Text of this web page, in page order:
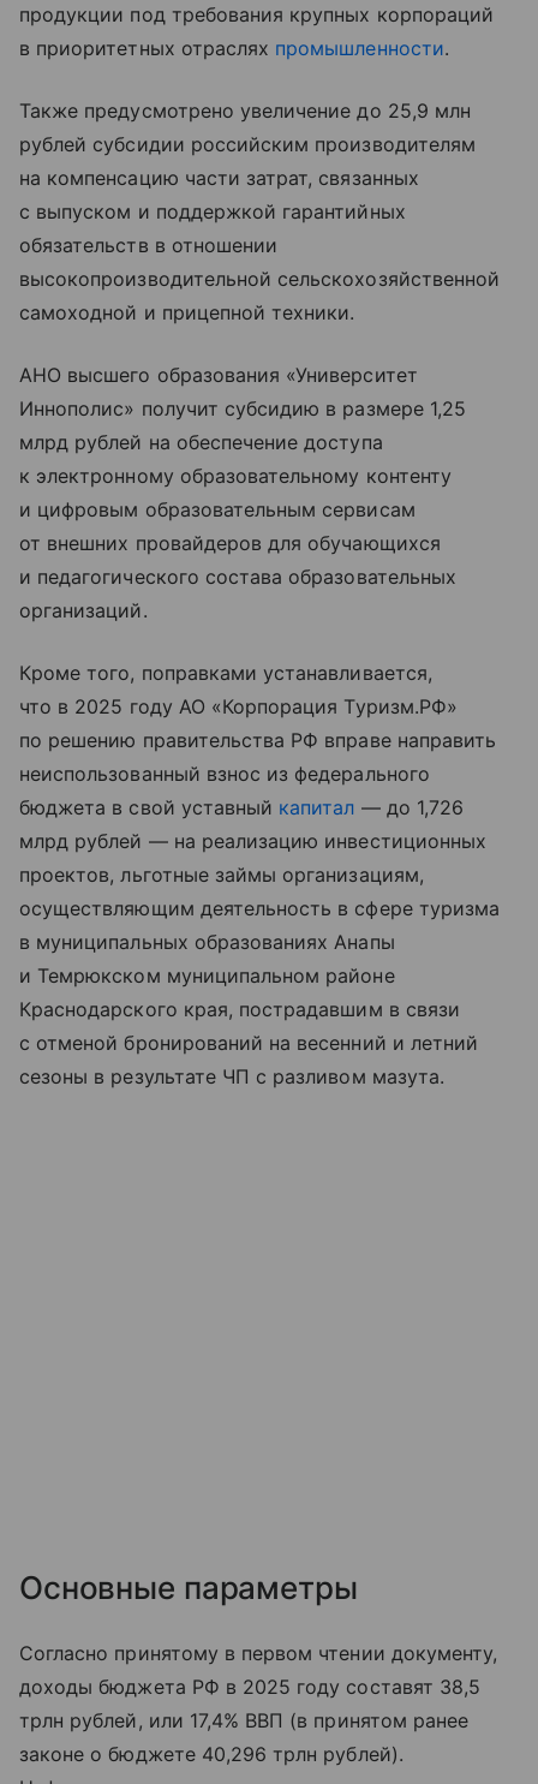
продукции под требования крупных корпораций
в приоритетных отраслях промышленности.
Также предусмотрено увеличение до 25,9 млн
рублей субсидии российским производителям
на компенсацию части затрат, связанных
с выпуском и поддержкой гарантийных
обязательств в отношении
высокопроизводительной сельскохозяйственной
самоходной и прицепной техники.
АНО высшего образования «Университет
Иннополис» получит субсидию в размере 1,25
млрд рублей на обеспечение доступа
к электронному образовательному контенту
и цифровым образовательным сервисам
от внешних провайдеров для обучающихся
и педагогического состава образовательных
организаций.
Кроме того, поправками устанавливается,
что в 2025 году АО «Корпорация Туризм.РФ»
по решению правительства РФ вправе направить
неиспользованный взнос из федерального
бюджета в свой уставный капитал — до 1,726
млрд рублей — на реализацию инвестиционных
проектов, льготные займы организациям,
осуществляющим деятельность в сфере туризма
в муниципальных образованиях Анапы
и Темрюкском муниципальном районе
Краснодарского края, пострадавшим в связи
с отменой бронирований на весенний и летний
сезоны в результате ЧП с разливом мазута.
Основные параметры
Согласно принятому в первом чтении документу,
доходы бюджета РФ в 2025 году составят 38,5
трлн рублей, или 17,4% ВВП (в принятом ранее
законе о бюджете 40,296 трлн рублей).